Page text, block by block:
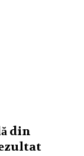
din